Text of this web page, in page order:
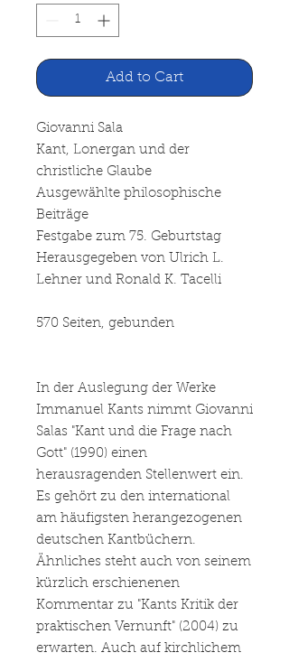
Add to Cart
Giovanni Sala
Kant, Lonergan und der
christliche Glaube
Ausgewählte philosophische
Beiträge
Festgabe zum 75. Geburtstag
Herausgegeben von Ulrich L.
Lehner und Ronald K. Tacelli
570 Seiten, gebunden
In der Auslegung der Werke
Immanuel Kants nimmt Giovanni
Salas "Kant und die Frage nach
Gott" (1990) einen
herausragenden Stellenwert ein.
Es gehört zu den international
am häufigsten herangezogenen
deutschen Kantbüchern.
Ähnliches steht auch von seinem
kürzlich erschienenen
Kommentar zu "Kants Kritik der
praktischen Vernunft" (2004) zu
erwarten. Auch auf kirchlichem